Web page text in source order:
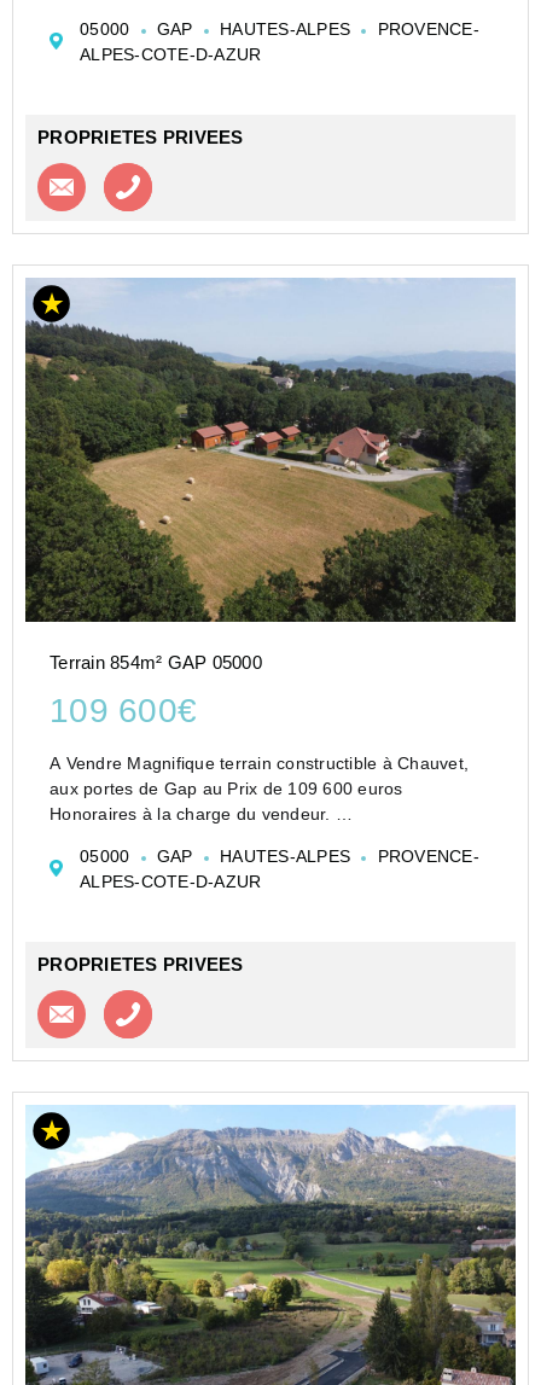
Situé au lieu-dit " Rauffe", au sein d'un lotissement
récent de 26 lots, ce...
05000 GAP HAUTES-ALPES
PROVENCE-
ALPES-COTE-D-AZUR
PROPRIETES PRIVEES
Contacter l'agence
Terrain 854m² GAP 05000
109 600€
A Vendre Magnifique terrain constructible à Chauvet,
aux portes de Gap au Prix de 109 600 euros
Honoraires à la charge du vendeur.
découvrez ce superbe terrain plat et entièrement
viabilisé de 854 m², idé...
05000 GAP HAUTES-ALPES
PROVENCE-
ALPES-COTE-D-AZUR
PROPRIETES PRIVEES
Contacter l'agence